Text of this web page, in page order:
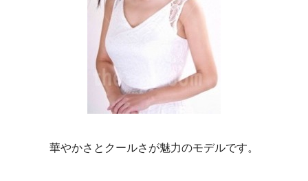
華やかさとクールさが魅力のモデルです。